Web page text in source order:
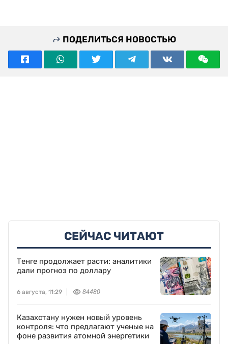
ПОДЕЛИТЬСЯ НОВОСТЬЮ
СЕЙЧАС ЧИТАЮТ
Тенге продолжает расти: аналитики
дали прогноз по доллару
6 августа, 11:29 84480
Казахстану нужен новый уровень
контроля: что предлагают ученые на
фоне развития атомной энергетики